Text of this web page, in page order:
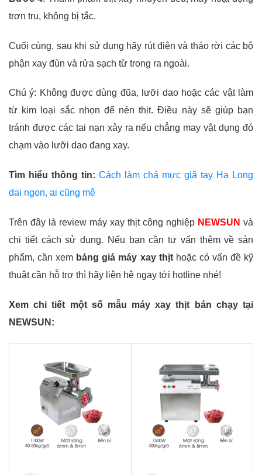
trơn tru, không bị tắc.
Cuối cùng, sau khi sử dụng hãy rút điện và tháo rời các bộ
phận xay đùn và rửa sạch từ trong ra ngoài.
Chú ý: Không được dùng đũa, lưỡi dao hoặc các vật làm
từ kim loại sắc nhọn để nén thịt. Điều này sẽ giúp bạn
tránh được các tai nạn xảy ra nếu chẳng may vật dụng đó
chạm vào lưỡi dao đang xay.
Tìm hiểu thông tin: Cách làm chả mực giã tay Hạ Long
dai ngon, ai cũng mê
Trên đây là review máy xay thịt công nghiệp NEWSUN và
chi tiết cách sử dụng. Nếu bạn cần tư vấn thêm về sản
phẩm, cần xem bảng giá máy xay thịthoặc có vấn đề kỹ
thuật cần hỗ trợ thì hãy liên hệ ngay tới hotline nhé!
Xem chi tiết một số mẫu máy xay thịt bán chạy tại
NEWSUN: